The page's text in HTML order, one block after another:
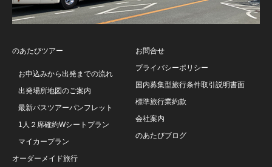
のあたびツアー
お申込みから出発までの流れ
出発場所地図のご案内
最新バスツアーパンフレット
1人２席確約Wシートプラン
マイカープラン
オーダーメイド旅行
お問合せ
プライバシーポリシー
国内募集型旅行条件取引説明書面
標準旅行業約款
会社案内
のあたびブログ